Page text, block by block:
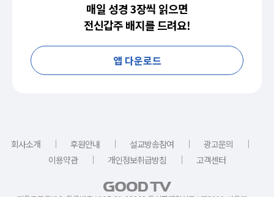
매일 성경 3장씩 읽으면
전신갑주 배지를 드려요!
앱 다운로드
회사소개 ｜ 후원안내 ｜ 설교방송참여 ｜ 광고문의
｜
이용약관
｜ 개인정보취급방침 ｜ 고객센터